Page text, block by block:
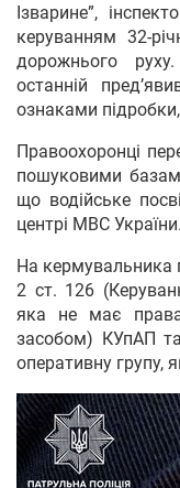
Ізварине”,
керуванням 32-
дорожнього
останній
ознаками підробки,
Правоохоронці
пошуковими
що водійське
центрі МВС України.
На кермувальника
2 ст. 126
яка не має
засобом) КУпАП
оперативну групу,